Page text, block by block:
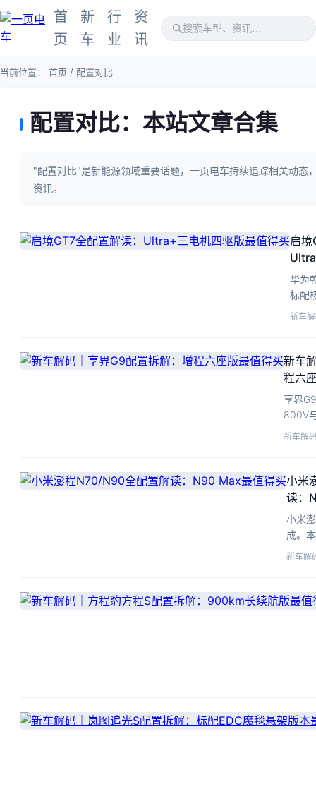
首
页
新
车
行
业
资
讯
当前位置： 首页 / 配置对比
配置对比：本站文章合集
"配置对比"是新能源领域重要话题，一页电车持续追踪相关动态
资讯。
启境
华为
标配
价比
新车
新车
程六
享界
800V
越野
新车解
小米
读：
小米
成。
数，
新车解